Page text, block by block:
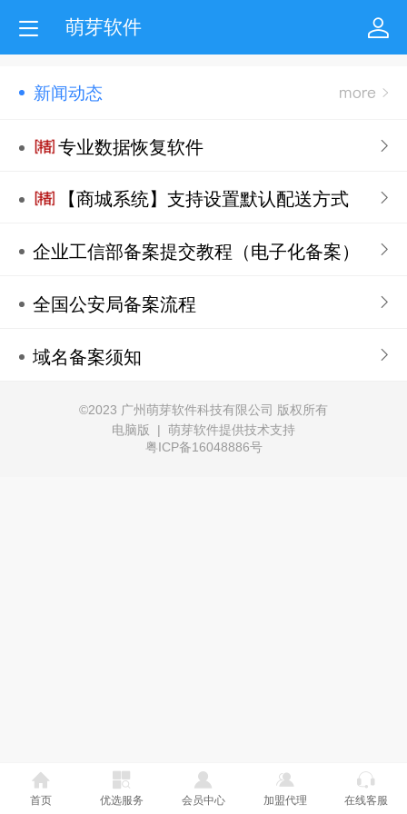
萌芽软件
新闻动态
专业数据恢复软件
【商城系统】支持设置默认配送方式
企业工信部备案提交教程（电子化备案）
全国公安局备案流程
域名备案须知
©2023 广州萌芽软件科技有限公司 版权所有
电脑版
| 萌芽软件提供技术支持
粤ICP备16048886号
首页 优选服务 会员中心 加盟代理 在线客服